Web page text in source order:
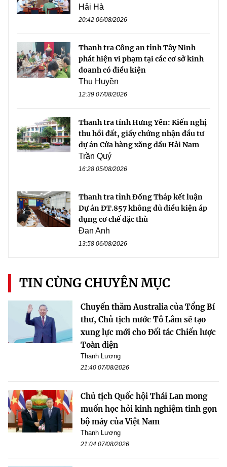
Hải Hà
20:42 06/08/2026
Thanh tra Công an tỉnh Tây Ninh
phát hiện vi phạm tại các cơ sở kinh
doanh có điều kiện
Thu Huyền
12:39 07/08/2026
Thanh tra tỉnh Hưng Yên: Kiến nghị
thu hồi đất, giấy chứng nhận đầu tư
dự án Cửa hàng xăng dầu Hải Nam
Trần Quý
16:28 05/08/2026
Thanh tra tỉnh Đồng Tháp kết luận
Dự án ĐT.857 không đủ điều kiện áp
dụng cơ chế đặc thù
Đan Anh
13:58 06/08/2026
TIN CÙNG CHUYÊN MỤC
Chuyến thăm Australia của Tổng Bí
thư, Chủ tịch nước Tô Lâm sẽ tạo
xung lực mới cho Đối tác Chiến lược
Toàn diện
Thanh Lương
21:40 07/08/2026
Chủ tịch Quốc hội Thái Lan mong
muốn học hỏi kinh nghiệm tinh gọn
bộ máy của Việt Nam
Thanh Lương
21:04 07/08/2026